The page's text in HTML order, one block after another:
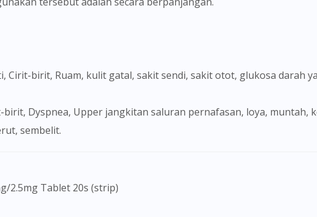
To serve you better, would you like to head over to
Continue to DoctorOnCall Singapore
Cirit-birit, Ruam, kulit gatal, sakit sendi, sakit otot, glukosa darah
sembelit.
2.5mg Tablet 20s (strip)